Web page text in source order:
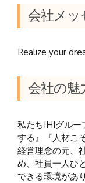
会社メッ
Realize your
会社の魅
私たちIHIグルー
する』『人材こ
経営理念の元、
め、社員一人ひ
できる環境があ